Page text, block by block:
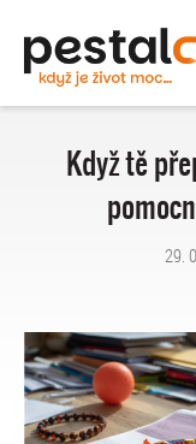
Když tě
29.